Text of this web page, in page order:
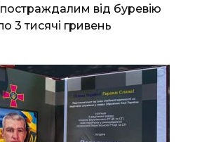
від буревію
3 тисячі гривень